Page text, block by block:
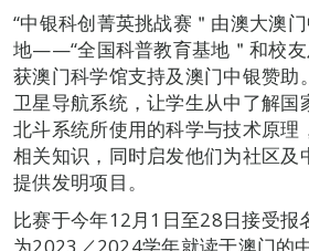
“中银科创菁英挑战赛＂由澳大澳
地——“全国科普教育基地＂和校友
获澳门科学馆支持及澳门中银赞助
卫星导航系统，让学生从中了解国
北斗系统所使用的科学与技术原理
相关知识，同时启发他们为社区及
提供发明项目。
比赛于今年12月1日至28日接受报